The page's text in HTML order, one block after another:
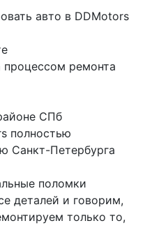
авто в DDMotors
ремонта
СПб
полностью
Санкт-Петербурга
поломки
деталей и говорим,
только то,